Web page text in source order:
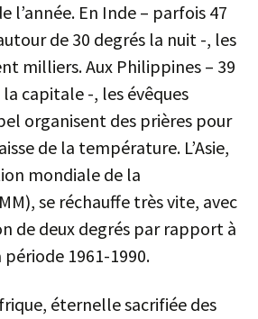
l’année. En Inde – parfois 47
de 30 degrés la nuit -, les
milliers. Aux Philippines – 39
capitale -, les évêques
organisent des prières pour
de la température. L’Asie,
mondiale de la
se réchauffe très vite, avec
de deux degrés par rapport à
1961-1990.
éternelle sacrifiée des